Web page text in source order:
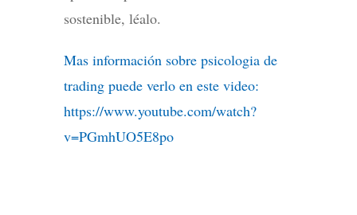
sostenible, léalo.
Mas información sobre psicologia de
trading puede verlo en este video:
https://www.youtube.com/watch?
v=PGmhUO5E8po